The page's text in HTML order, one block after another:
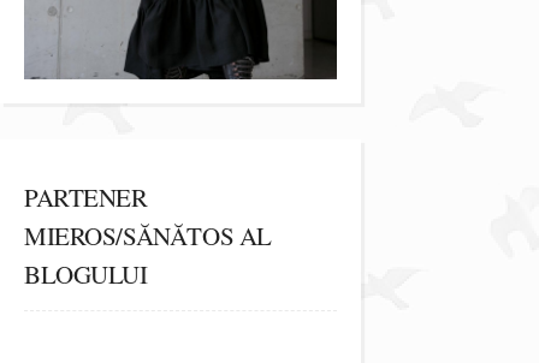
PARTENER
MIEROS/SĂNĂTOS AL
BLOGULUI